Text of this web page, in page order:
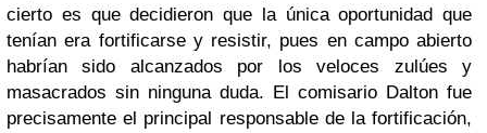
cierto es que decidieron que la única oportunidad que
tenían era fortificarse y resistir, pues en campo abierto
habrían sido alcanzados por los veloces zulúes y
masacrados sin ninguna duda. El comisario Dalton fue
precisamente el principal responsable de la fortificación,